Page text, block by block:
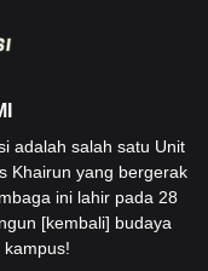
adalah salah satu Unit
Khairun yang bergerak
ini lahir pada 28
[kembali] budaya